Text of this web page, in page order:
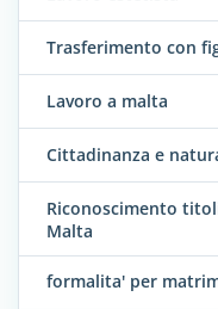
Trasferimento con
Lavoro a malta
Cittadinanza e
Riconoscimento
Malta
formalita' per